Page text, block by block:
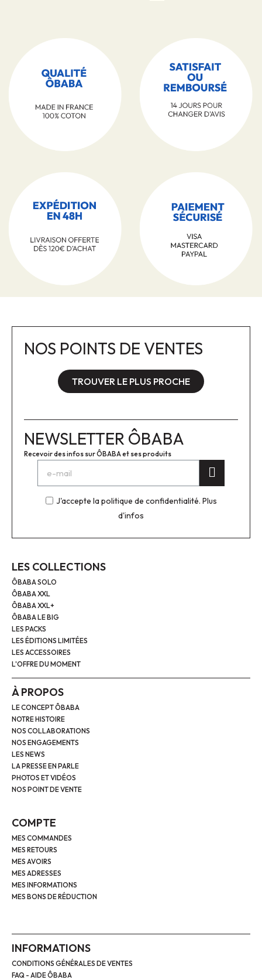
NOS POINTS DE VENTES
TROUVER LE PLUS PROCHE
NEWSLETTER ÔBABA
Recevoir des infos sur ÔBABA et ses produits
J'accepte la politique de confidentialité. Plus
d'infos
LES COLLECTIONS
ÔBABA SOLO
ÔBABA XXL
ÔBABA XXL+
ÔBABA LE BIG
LES PACKS
LES ÉDITIONS LIMITÉES
LES ACCESSOIRES
L'OFFRE DU MOMENT
À PROPOS
LE CONCEPT ÔBABA
NOTRE HISTOIRE
NOS COLLABORATIONS
NOS ENGAGEMENTS
LES NEWS
LA PRESSE EN PARLE
PHOTOS ET VIDÉOS
NOS POINT DE VENTE
COMPTE
MES COMMANDES
MES RETOURS
MES AVOIRS
MES ADRESSES
MES INFORMATIONS
MES BONS DE RÉDUCTION
INFORMATIONS
CONDITIONS GÉNÉRALES DE VENTES
FAQ - AIDE ÔBABA